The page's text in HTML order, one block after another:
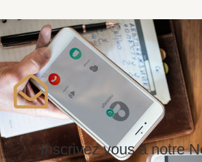
Inscrivez vous à notre